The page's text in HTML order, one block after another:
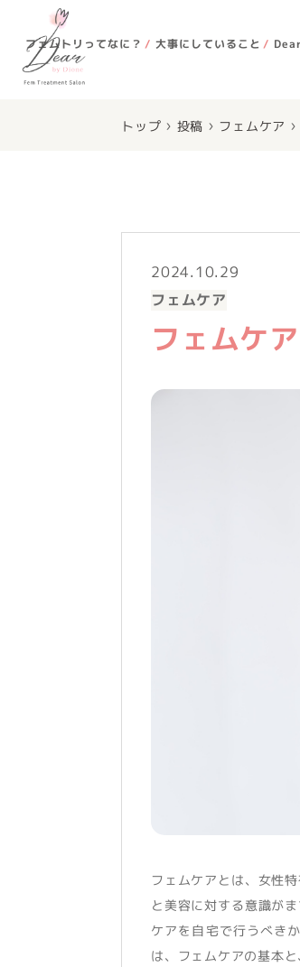
フェムトリってなに？ 大事にしていること
トップ › 投稿 › フェムケア ›
2024.10.29
フェムケア
フェムケ
フェムケアとは、女性
と美容に対する意識が
ケアを自宅で行うべき
は、フェムケアの基本